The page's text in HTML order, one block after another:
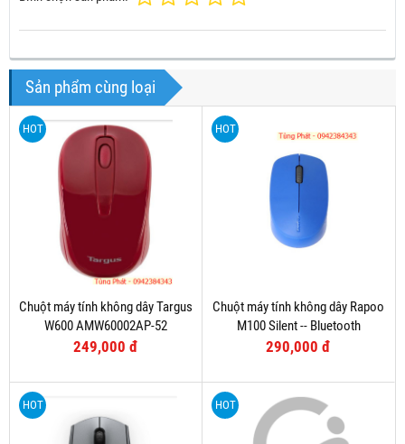
Sản phẩm cùng loại
HOT
Chuột máy tính không dây Targus
W600 AMW60002AP-52
249,000 đ
HOT
Chuột máy tính không dây Rapoo
M100 Silent -- Bluetooth
290,000 đ
HOT HOT